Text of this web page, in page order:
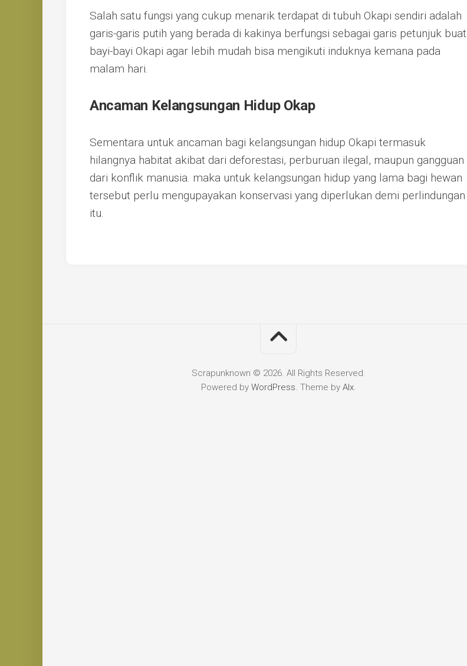
Salah satu fungsi yang cukup menarik terdapat di tubuh Okapi sendiri adalah
garis-garis putih yang berada di kakinya berfungsi sebagai garis petunjuk buat
bayi-bayi Okapi agar lebih mudah bisa mengikuti induknya kemana pada
malam hari.
Ancaman Kelangsungan Hidup Okap
Sementara untuk ancaman bagi kelangsungan hidup Okapi termasuk
hilangnya habitat akibat dari deforestasi, perburuan ilegal, maupun gangguan
dari konflik manusia. maka untuk kelangsungan hidup yang lama bagi hewan
tersebut perlu mengupayakan konservasi yang diperlukan demi perlindungan
itu.
Scrapunknown © 2026. All Rights Reserved.
Powered by WordPress. Theme by Alx.